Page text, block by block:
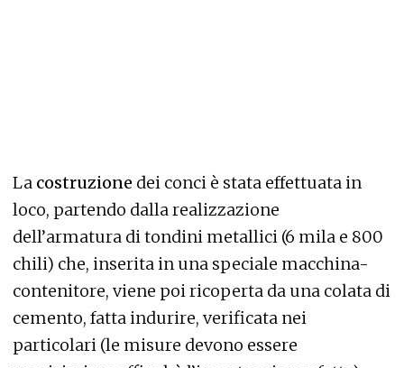
La costruzione dei conci è stata effettuata in
loco, partendo dalla realizzazione
dell’armatura di tondini metallici (6 mila e 800
chili) che, inserita in una speciale macchina-
contenitore, viene poi ricoperta da una colata di
cemento, fatta indurire, verificata nei
particolari (le misure devono essere